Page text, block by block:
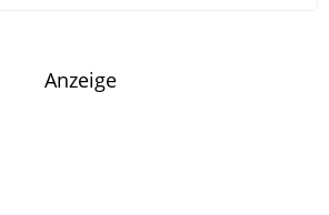
Anzeige